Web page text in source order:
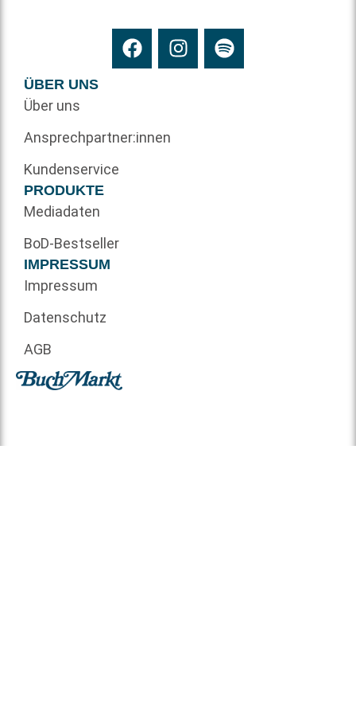
ÜBER UNS
Über uns
Ansprechpartner:innen
Kundenservice
PRODUKTE
Mediadaten
BoD-Bestseller
IMPRESSUM
Impressum
Datenschutz
AGB